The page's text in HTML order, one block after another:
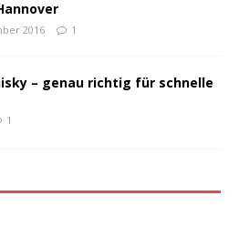
2016 1
– genau richtig für schnelle
1